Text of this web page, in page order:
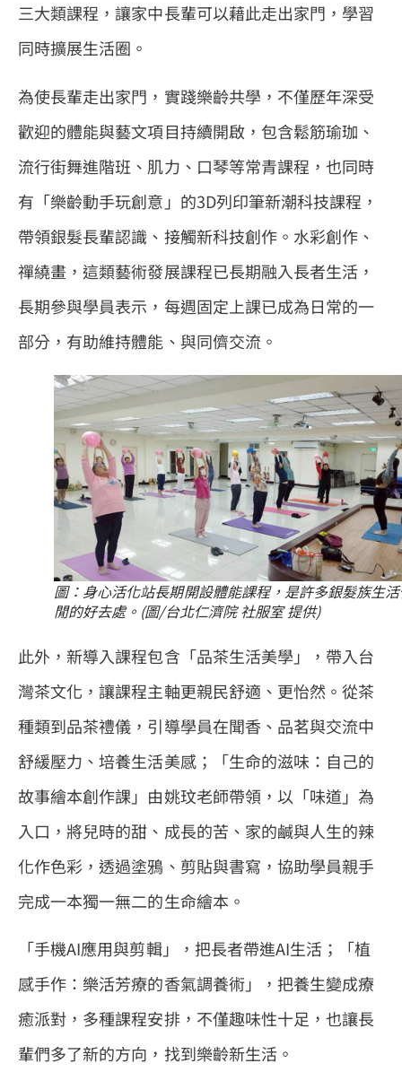
三大類課程，讓家中長輩可以藉此走出家門，學習
同時擴展生活圈。
為使長輩走出家門，實踐樂齡共學，不僅歷年深受
歡迎的體能與藝文項目持續開啟，包含鬆筋瑜珈、
流行街舞進階班、肌力、口琴等常青課程，也同時
有「樂齡動手玩創意」的3D列印筆新潮科技課程，
帶領銀髮長輩認識、接觸新科技創作。水彩創作、
禪繞畫，這類藝術發展課程已長期融入長者生活，
長期參與學員表示，每週固定上課已成為日常的一
部分，有助維持體能、與同儕交流。
圖：身心活化站長期開設體能課程，是許多銀髮族生
閒的好去處。(圖/台北仁濟院 社服室 提供)
此外，新導入課程包含「品茶生活美學」，帶入台
灣茶文化，讓課程主軸更親民舒適、更怡然。從茶
種類到品茶禮儀，引導學員在聞香、品茗與交流中
舒緩壓力、培養生活美感；「生命的滋味：自己的
故事繪本創作課」由姚玟老師帶領，以「味道」為
入口，將兒時的甜、成長的苦、家的鹹與人生的辣
化作色彩，透過塗鴉、剪貼與書寫，協助學員親手
完成一本獨一無二的生命繪本。
「手機AI應用與剪輯」，把長者帶進AI生活；「植
感手作：樂活芳療的香氣調養術」，把養生變成療
癒派對，多種課程安排，不僅趣味性十足，也讓長
輩們多了新的方向，找到樂齡新生活。